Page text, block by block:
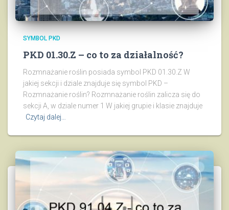
SYMBOL PKD
PKD 01.30.Z – co to za działalność?
Rozmnażanie roślin posiada symbol PKD 01.30.Z W
jakiej sekcji i dziale znajduje się symbol PKD –
Rozmnażanie roślin? Rozmnażanie roślin zalicza się do
sekcji A, w dziale numer 1 W jakiej grupie i klasie znajduje
Czytaj dalej…